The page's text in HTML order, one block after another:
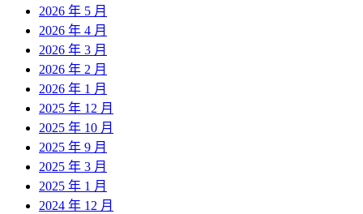
2026 年 5 月
2026 年 4 月
2026 年 3 月
2026 年 2 月
2026 年 1 月
2025 年 12 月
2025 年 10 月
2025 年 9 月
2025 年 3 月
2025 年 1 月
2024 年 12 月